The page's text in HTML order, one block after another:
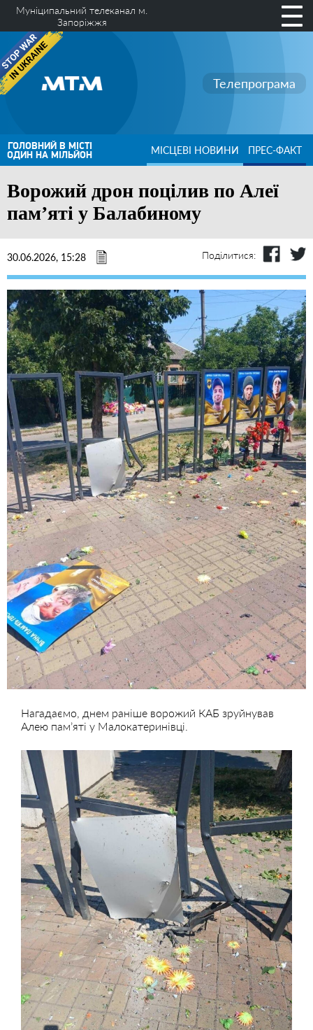
Муніципальний телеканал м.
Запоріжжя
Телепрограма
ГОЛОВНИЙ В МІСТІ
ОДИН НА МІЛЬЙОН МІСЦЕВІ НОВИНИ ПРЕС-ФАКТ
Ворожий дрон поцілив по Алеї
пам’яті у Балабиному
30.06.2026, 15:28 Поділитися:
Нагадаємо, днем раніше ворожий КАБ зруйнував
Алею пам’яті у Малокатеринівці.